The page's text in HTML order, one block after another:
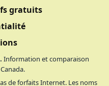
gratuits
Information et comparaison
de forfaits Internet. Les noms